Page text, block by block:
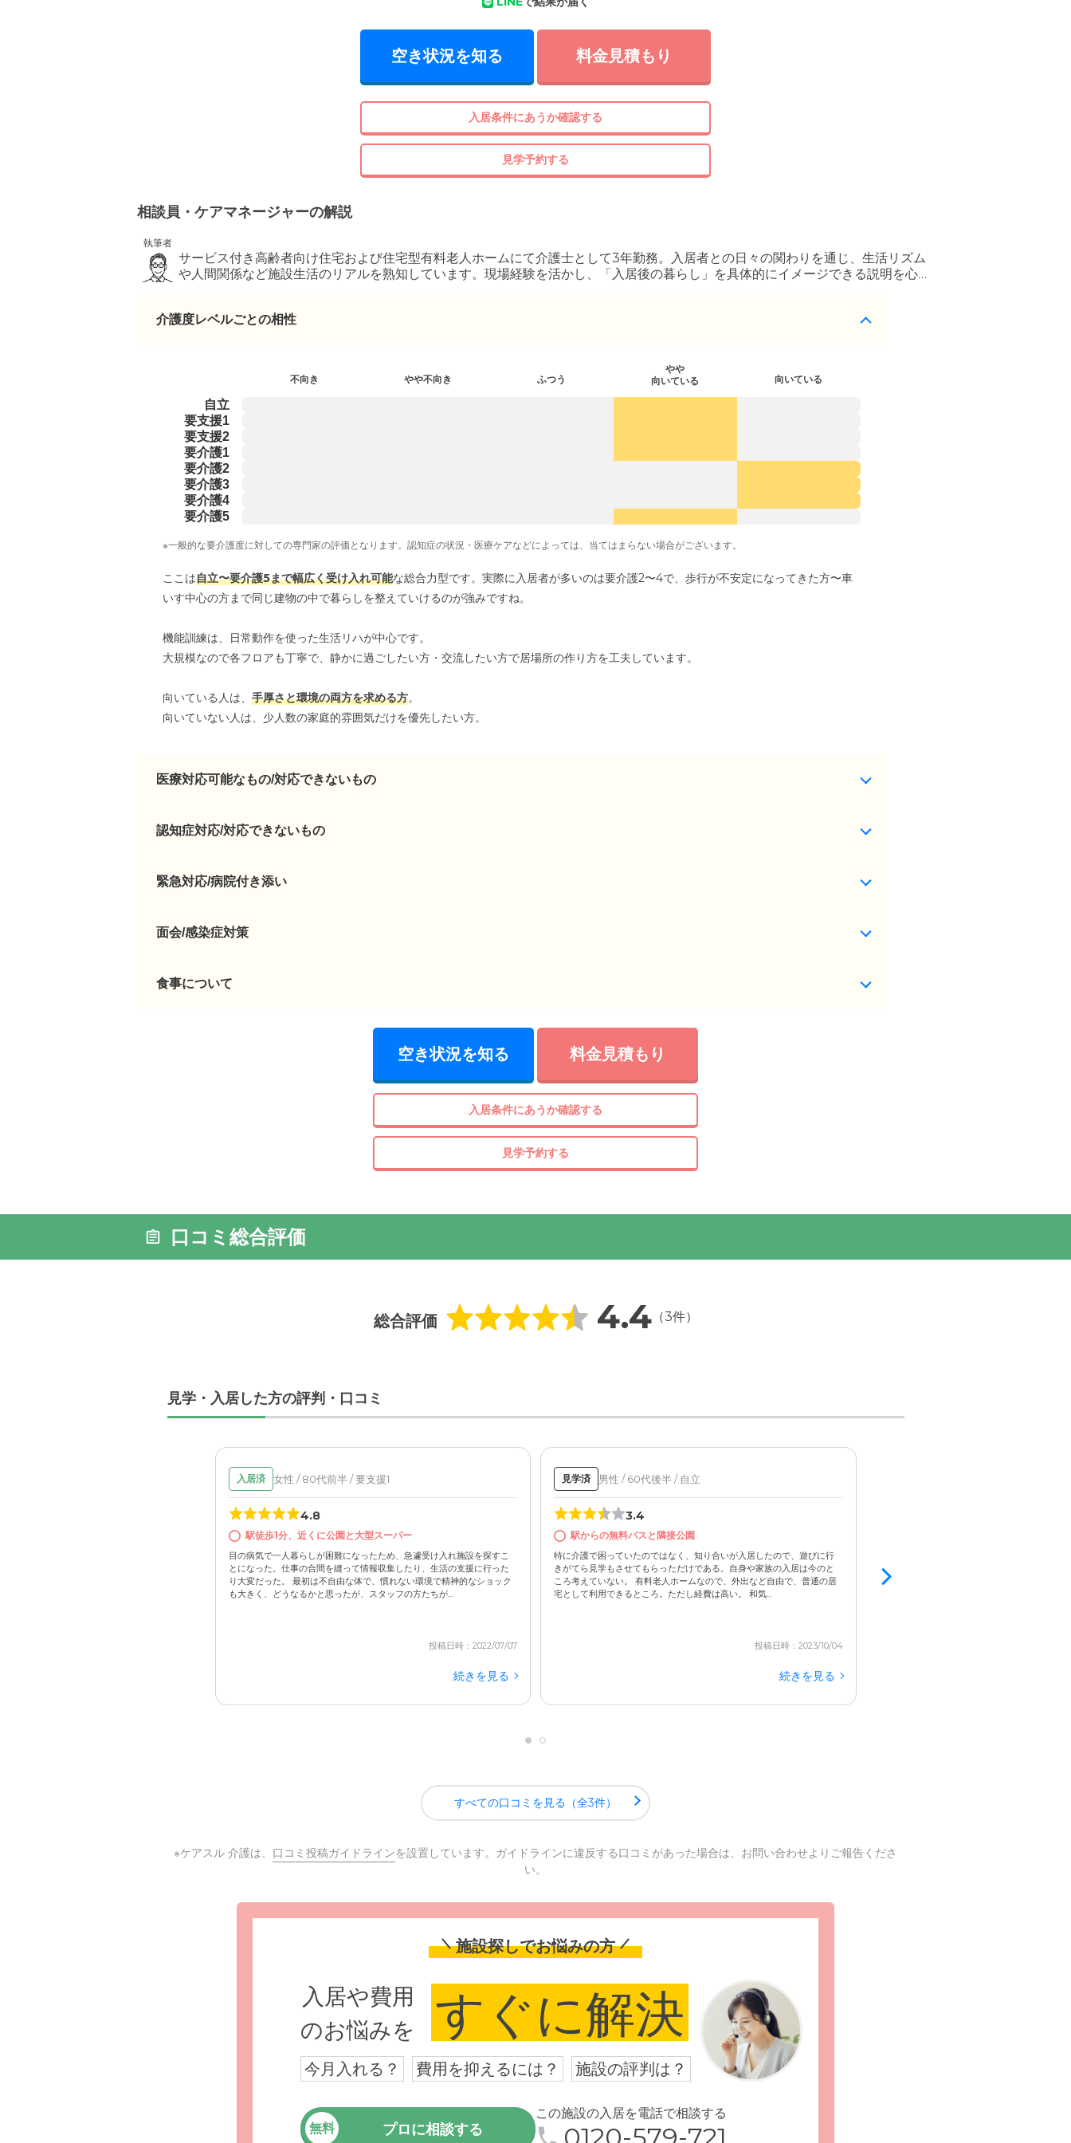
空き状況を知る 料金見積もり
入居条件にあうか確認する
見学予約する
相談員・ケアマネージャーの解説
執筆者
サービス付き高齢者向け住宅および住宅型有料老人ホームにて介護士として3年勤務。入居者との日々の関わりを通じ、生活リズム
や人間関係など施設生活のリアルを熟知しています。現場経験を活かし、「入居後の暮らし」を具体的にイメージできる説明を心が
介護度レベルごとの相性
不向き やや不向き ふつう
やや
向いている
向いている
自立
要支援1
要支援2
要介護1
要介護2
要介護3
要介護4
要介護5
※一般的な要介護度に対しての専門家の評価となります。認知症の状況・医療ケアなどによっては、当てはまらない場合がございます。
ここは自立〜要介護5まで幅広く受け入れ可能な総合力型です。実際に入居者が多いのは要介護2〜4で、歩行が不安定になってきた方〜車
いす中心の方まで同じ建物の中で暮らしを整えていけるのが強みですね。
機能訓練は、日常動作を使った生活リハが中心です。
大規模なので各フロアも丁寧で、静かに過ごしたい方・交流したい方で居場所の作り方を工夫しています。
向いている人は、 手厚さと環境の両方を求める方。
向いていない人は、少人数の家庭的雰囲気だけを優先したい方。
医療対応可能なもの/対応できないもの
認知症対応/対応できないもの
緊急対応/病院付き添い
面会/感染症対策
食事について
空き状況を知る 料金見積もり
入居条件にあうか確認する
見学予約する
口コミ総合評価
総合評価 4.4（3件）
見学・入居した方の評判・口コミ
入居済 女性 / 80代前半 / 要支援1
4.8
駅徒歩1分、近くに公園と大型スーパー
目の病気で一人暮らしが困難になったため、急遽受け入れ施設を探すこ
とになった。仕事の合間を縫って情報収集したり、生活の支援に行った
り大変だった。 最初は不自由な体で、慣れない環境で精神的なショック
も大きく、どうなるかと思ったが、スタッフの方たちが...
投稿日時：2022/07/07
続きを見る
見学済 男性 / 60代後半 / 自立
3.4
駅からの無料バスと隣接公園
特に介護で困っていたのではなく、知り合いが入居したので、遊びに行
きがてら見学もさせてもらっただけである。自身や家族の入居は今のと
ころ考えていない。 有料老人ホームなので、外出など自由で、普通の居
宅として利用できるところ。ただし経費は高い。 和気...
投稿日時：2023/10/04
続きを見る
によるサポートには限界があったので、入居を
タッフの方が手厚くサポートしてくださり、お
すべての口コミを見る（全3件）
※ケアスル 介護は、 口コミ投稿ガイドラインを設置しています。ガイドラインに違反する口コミがあった場合は、お問い合わせよりご報告くださ
い。
施設探しでお悩みの方
入居や費用
のお悩みを
すぐに解決
今月入れる？ 費用を抑えるには？ 施設の評判は？
無料 プロに相談する
この施設の入居を電話で相談する